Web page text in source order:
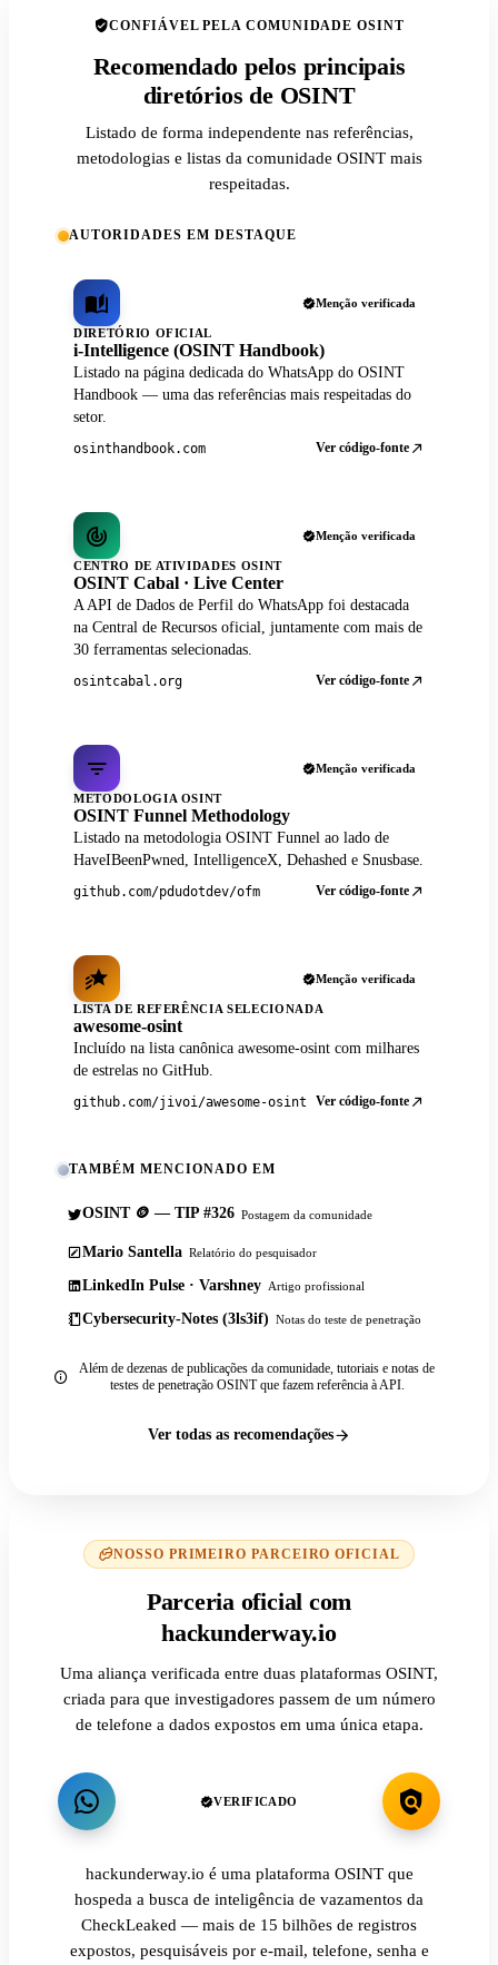
CONFIÁVEL PELA COMUNIDADE OSINT
Recomendado pelos principais
diretórios de OSINT
Listado de forma independente nas referências,
metodologias e listas da comunidade OSINT mais
respeitadas.
AUTORIDADES EM DESTAQUE
Menção verificada
DIRETÓRIO OFICIAL
i-Intelligence (OSINT Handbook)
Listado na página dedicada do WhatsApp do OSINT
Handbook — uma das referências mais respeitadas do
setor.
osinthandbook.com Ver código-fonte
Menção verificada
CENTRO DE ATIVIDADES OSINT
OSINT Cabal · Live Center
A API de Dados de Perfil do WhatsApp foi destacada
na Central de Recursos oficial, juntamente com mais de
30 ferramentas selecionadas.
osintcabal.org Ver código-fonte
Menção verificada
METODOLOGIA OSINT
OSINT Funnel Methodology
Listado na metodologia OSINT Funnel ao lado de
HaveIBeenPwned, IntelligenceX, Dehashed e Snusbase.
github.com/pdudotdev/ofm Ver código-fonte
Menção verificada
LISTA DE REFERÊNCIA SELECIONADA
awesome-osint
Incluído na lista canônica awesome-osint com milhares
de estrelas no GitHub.
github.com/jivoi/awesome-osint Ver código-fonte
TAMBÉM MENCIONADO EM
OSINT 🪙 — TIP #326 Postagem da comunidade
Mario Santella Relatório do pesquisador
LinkedIn Pulse · Varshney Artigo profissional
Cybersecurity-Notes (3ls3if) Notas do teste de penetração
Além de dezenas de publicações da comunidade, tutoriais e notas de
testes de penetração OSINT que fazem referência à API.
Ver todas as recomendações
NOSSO PRIMEIRO PARCEIRO OFICIAL
Parceria oficial com
hackunderway.io
Uma aliança verificada entre duas plataformas OSINT,
criada para que investigadores passem de um número
de telefone a dados expostos em uma única etapa.
VERIFICADO
hackunderway.io é uma plataforma OSINT que
hospeda a busca de inteligência de vazamentos da
CheckLeaked — mais de 15 bilhões de registros
expostos, pesquisáveis por e-mail, telefone, senha e